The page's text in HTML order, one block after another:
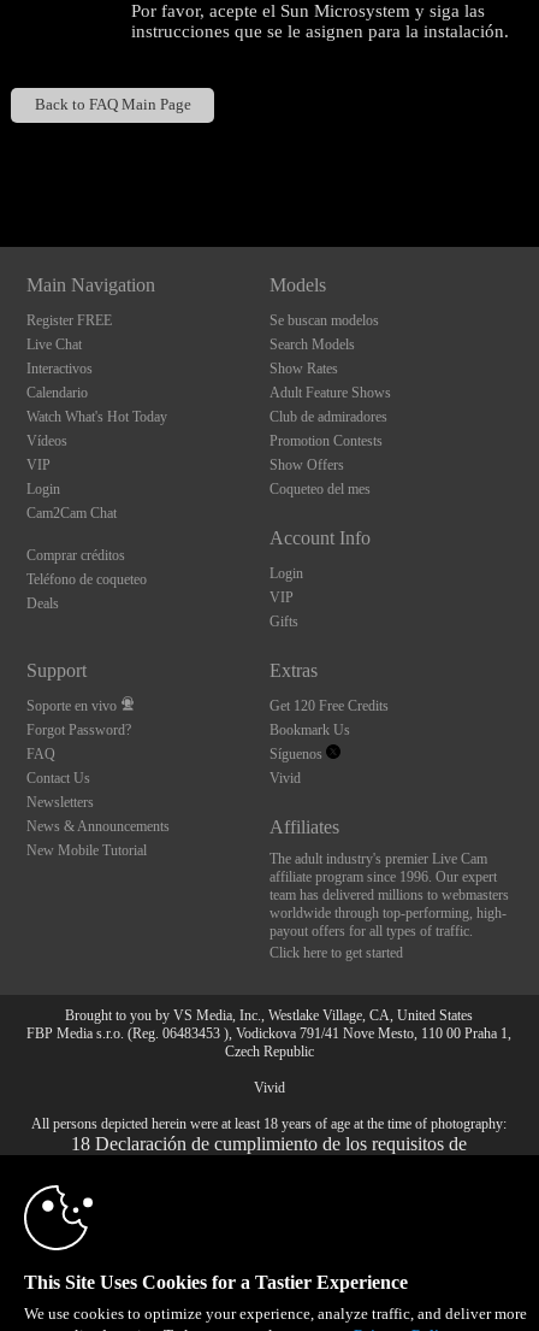
Por favor, acepte el Sun Microsystem y siga las
instrucciones que se le asignen para la instalación.
Back to FAQ Main Page
Main Navigation
Register FREE
Live Chat
Interactivos
Calendario
Watch What's Hot Today
Vídeos
VIP
Login
Cam2Cam Chat
Comprar créditos
Teléfono de coqueteo
Deals
Models
Se buscan modelos
Search Models
Show Rates
Adult Feature Shows
Club de admiradores
Promotion Contests
Show Offers
Coqueteo del mes
Account Info
Login
VIP
Gifts
Support
Soporte en vivo
Forgot Password?
FAQ
Contact Us
Newsletters
News & Announcements
New Mobile Tutorial
Extras
Get 120 Free Credits
Bookmark Us
Síguenos
Vivid
Affiliates
The adult industry's premier Live Cam
affiliate program since 1996. Our expert
team has delivered millions to webmasters
worldwide through top-performing, high-
payout offers for all types of traffic.
Click here to get started
Brought to you by VS Media, Inc., Westlake Village, CA, United States
FBP Media s.r.o. (Reg. 06483453 ), Vodickova 791/41 Nove Mesto, 110 00 Praha 1,
Czech Republic
Vivid
All persons depicted herein were at least 18 years of age at the time of photography:
18 Declaración de cumplimiento de los requisitos de
© 1996 - 2026 VS3.COM, VS Media, Inc. All Rights Reserved.
CA-Privacy Policy
This Site Uses Cookies for a Tastier Experience
We use cookies to optimize your experience, analyze traffic, and deliver more
120
S
10:00